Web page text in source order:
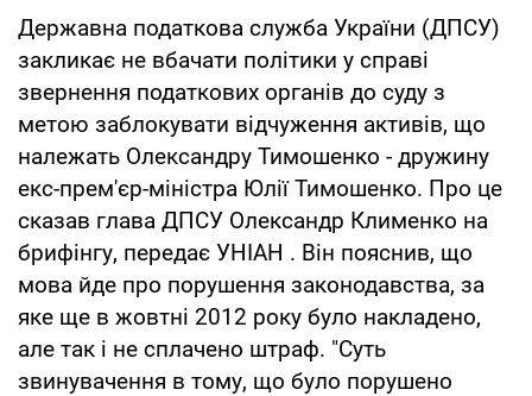
Державна податкова служба України (ДПСУ)
закликає не вбачати політики у справі
звернення податкових органів до суду з
метою заблокувати відчуження активів, що
належать Олександру Тимошенко - дружину
екс-прем'єр-міністра Юлії Тимошенко. Про це
сказав глава ДПСУ Олександр Клименко на
брифінгу, передає УНІАН . Він пояснив, що
мова йде про порушення законодавства, за
яке ще в жовтні 2012 року було накладено,
але так і не сплачено штраф. "Суть
звинувачення в тому, що було порушено